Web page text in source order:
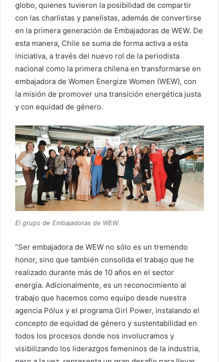
globo, quienes tuvieron la posibilidad de compartir
con las charlistas y panelistas, además de convertirse
en la primera generación de Embajadoras de WEW. De
esta manera, Chile se suma de forma activa a esta
iniciativa, a través del nuevo rol de la periodista
nacional como la primera chilena en transformarse en
embajadora de Women Energize Women (WEW), con
la misión de promover una transición energética justa
y con equidad de género.
El grupo de Embajadoras de WEW
“Ser embajadora de WEW no sólo es un tremendo
honor, sino que también consolida el trabajo que he
realizado durante más de 10 años en el sector
energía. Adicionalmente, es un reconocimiento al
trabajo que hacemos como equipo desde nuestra
agencia Pólux y el programa Girl Power, instalando el
concepto de equidad de género y sustentabilidad en
todos los procesos donde nos involucramos y
visibilizando los liderazgos femeninos de la industria,